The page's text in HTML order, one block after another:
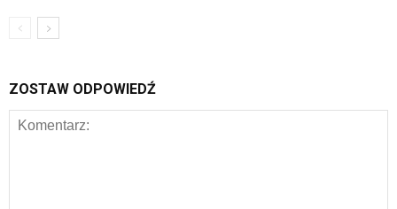
ZOSTAW ODPOWIEDŹ